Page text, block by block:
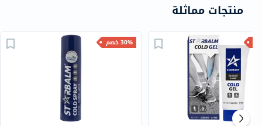
منتجات مماثلة
30% خصم